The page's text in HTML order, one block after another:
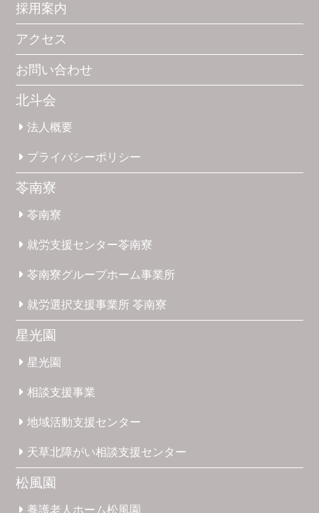
採用案内
アクセス
お問い合わせ
北斗会
法人概要
プライバシーポリシー
苓南寮
苓南寮
就労支援センター苓南寮
苓南寮グループホーム事業所
就労選択支援事業所苓南寮
星光園
星光園
相談支援事業
地域活動支援センター
天草北障がい相談支援センター
松風園
養護老人ホーム松風園